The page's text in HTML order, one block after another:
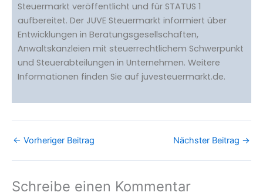
Steuermarkt veröffentlicht und für STATUS 1
aufbereitet. Der JUVE Steuermarkt informiert über
Entwicklungen in Beratungsgesellschaften,
Anwaltskanzleien mit steuerrechtlichem Schwerpunkt
und Steuerabteilungen in Unternehmen. Weitere
Informationen finden Sie auf juvesteuermarkt.de.
← Vorheriger Beitrag Nächster Beitrag →
Schreibe einen Kommentar